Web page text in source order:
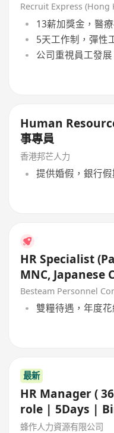
Recruit Express (Hong
13薪加獎金，醫
5天工作制，彈性
公司重視員工發
Human
事專員
香港邦芒人力
提供婚假，銀行
HR Specialist
MNC, Japanese
Good Benefits)
Besteam Personnel
雙糧待遇，年度
最新
HR Manager (
role | 5Days |
蜂作人力資源有限公司